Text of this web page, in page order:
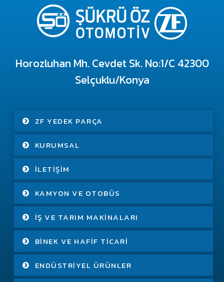
Horozluhan Mh. Cevdet Sk. No:1/C 42300
Selçuklu/Konya
ZF YEDEK PARÇA
KURUMSAL
İLETIŞIM
KAMYON VE OTOBÜS
İŞ VE TARIM MAKINALARI
BINEK VE HAFIF TICARI
ENDÜSTRIYEL ÜRÜNLER